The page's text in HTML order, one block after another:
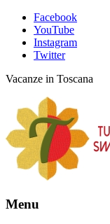
Facebook
YouTube
Instagram
Twitter
Vacanze in Toscana
Menu